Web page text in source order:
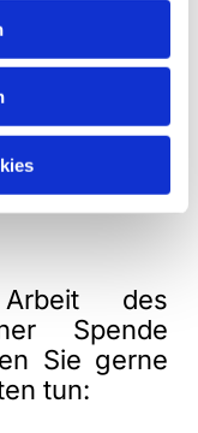
des
Spende
Sie gerne
tun: